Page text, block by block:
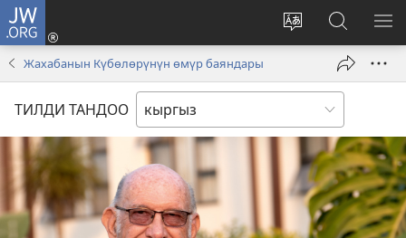
JW.ORG
Башка
тандоо
Кирүү
(жаңы
JW.ORG
сайтынан
издөө
Жахабанын Күбөлөрүнүн өмүр баяндары
ТИЛДИ ТАНДОО